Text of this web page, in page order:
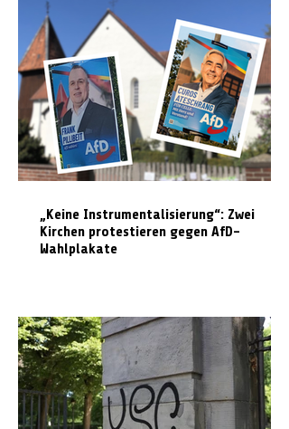
„Keine Instrumentalisierung“: Zwei
Kirchen protestieren gegen AfD-
Wahlplakate